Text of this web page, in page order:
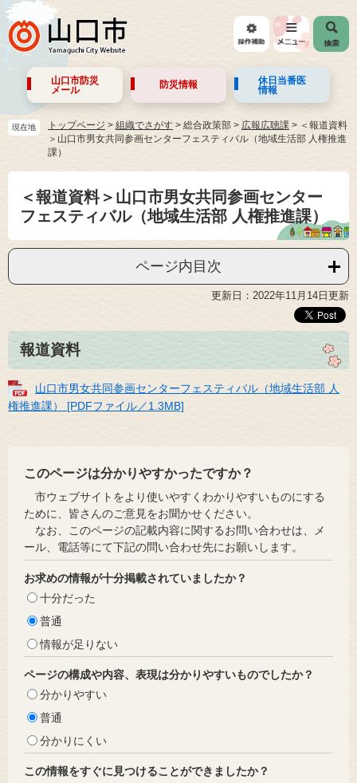
山口市防災
メール
防災情報
休日当番医
情報
現在地 トップページ > 組織でさがす > 総合政策部 > 広報広聴課 > ＜報道資料
＞山口市男女共同参画センターフェスティバル（地域生活部 人権推進
課）
＜報道資料＞山口市男女共同参画センター
フェスティバル（地域生活部 人権推進課）
ページ内目次
更新日：2022年11月14日更新
報道資料
山口市男女共同参画センターフェスティバル（地域生活部 人
権推進課） [PDFファイル／1.3MB]
このページは分かりやすかったですか？
市ウェブサイトをより使いやすくわかりやすいものにする
ために、皆さんのご意見をお聞かせください。
なお、このページの記載内容に関するお問い合わせは、メ
ール、電話等にて下記の問い合わせ先にお願いします。
お求めの情報が十分掲載されていましたか？
十分だった
普通
情報が足りない
ページの構成や内容、表現は分かりやすいものでしたか？
分かりやすい
普通
分かりにくい
この情報をすぐに見つけることができましたか？